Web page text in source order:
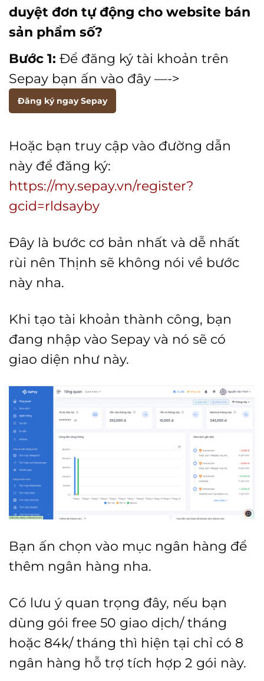
duyệt đơn tự động cho website bán
sản phẩm số?
Bước 1: Để đăng ký tài khoản trên
Sepay bạn ấn vào đây —->
Đăng ký ngay Sepay
Hoặc bạn truy cập vào đường dẫn
này để đăng ký:
https://my.sepay.vn/register?
gcid=rldsayby
Đây là bước cơ bản nhất và dễ nhất
rùi nên Thịnh sẽ không nói về bước
này nha.
Khi tạo tài khoản thành công, bạn
đang nhập vào Sepay và nó sẽ có
giao diện như này.
Bạn ấn chọn vào mục ngân hàng để
thêm ngân hàng nha.
Có lưu ý quan trọng đây, nếu bạn
dùng gói free 50 giao dịch/ tháng
hoặc 84k/ tháng thì hiện tại chỉ có 8
ngân hàng hỗ trợ tích hợp 2 gói này.